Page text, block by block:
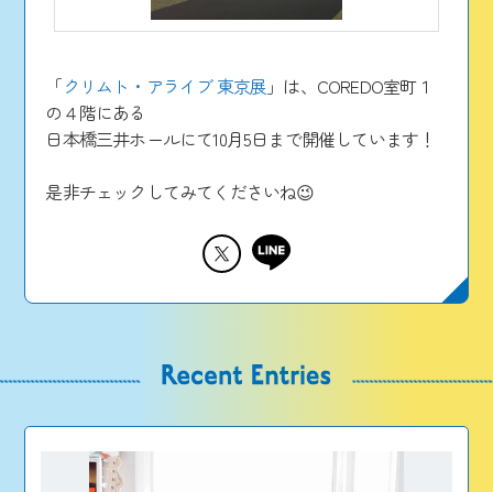
「クリムト・アライブ 東京展」は、COREDO室町１
の４階にある
日本橋三井ホールにて10月5日まで開催しています！
是非チェックしてみてくださいね😉